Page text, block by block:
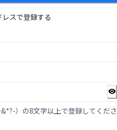
レスで登録する
）の8文字以上で登録してくださ